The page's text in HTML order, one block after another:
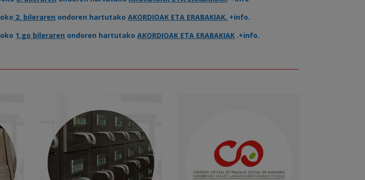
2. bileraren ondoren hartutakoAKORDIOAK ETA ERABAKIAK. +info.
1.go bileraren ondoren hartutakoAKORDIOAK ETA ERABAKIAK .+info.